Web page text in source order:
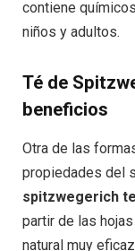
contiene
niños y adultos.
Té de
beneficios
Otra de las
propiedades del
spitzwegerich
partir de las
natural muy